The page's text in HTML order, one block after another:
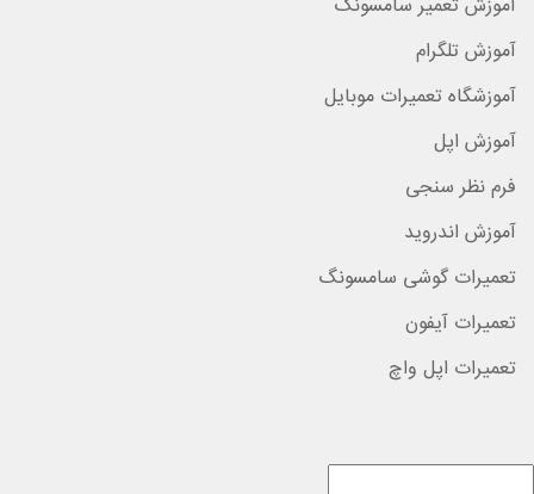
آموزش تعمیر سامسونگ
آموزش تلگرام
آموزشگاه تعمیرات موبایل
آموزش اپل
فرم نظر سنجی
آموزش اندروید
تعمیرات گوشی سامسونگ
تعمیرات آیفون
تعمیرات اپل واچ